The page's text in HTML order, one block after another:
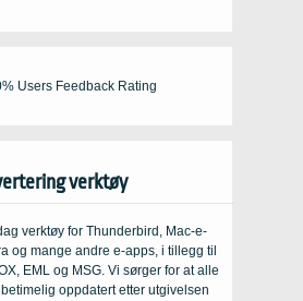
verktøy
verktøy for Thunderbird, Mac-e-
og mange andre e-apps, i tillegg til
EML og MSG. Vi sørger for at alle
oppdatert etter utgivelsen